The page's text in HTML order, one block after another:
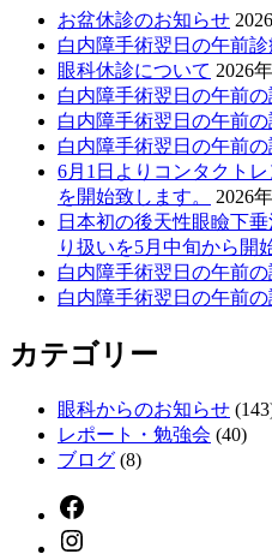
お盆休診のお知らせ
白内障手術翌日の午前
眼科休診について 2026
白内障手術翌日の午前
白内障手術翌日の午前
白内障手術翌日の午前
6月1日よりコンタクト
を開始致します。
2026
日本初の後天性眼瞼下
り扱いを5月中旬から開
白内障手術翌日の午前
白内障手術翌日の午前
カテゴリー
眼科からのお知らせ
レポート・勉強会 (40)
ブログ (8)
Facebook
instagram